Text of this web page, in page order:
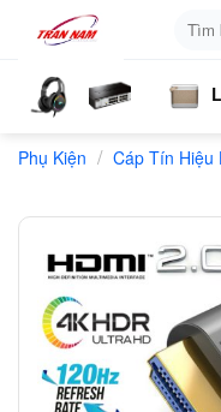
content
kiếm:
Nghe
Chia
Phụ Kiện / Cáp Tín Hiệu